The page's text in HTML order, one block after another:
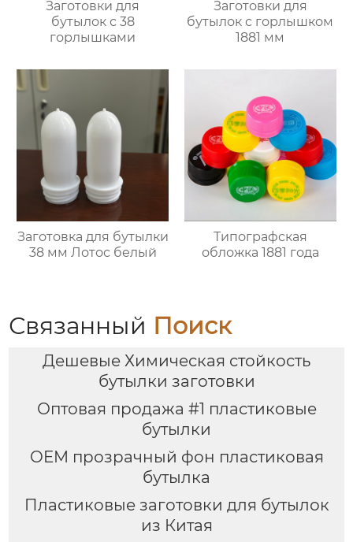
Заготовки для
бутылок с 38
горлышками
Заготовки для
бутылок с горлышком
1881 мм
Заготовка для бутылки
38 мм Лотос белый
Типографская
обложка 1881 года
Связанный Поиск
Дешевые Химическая стойкость
бутылки заготовки
Оптовая продажа #1 пластиковые
бутылки
OEM прозрачный фон пластиковая
бутылка
Пластиковые заготовки для бутылок
из Китая